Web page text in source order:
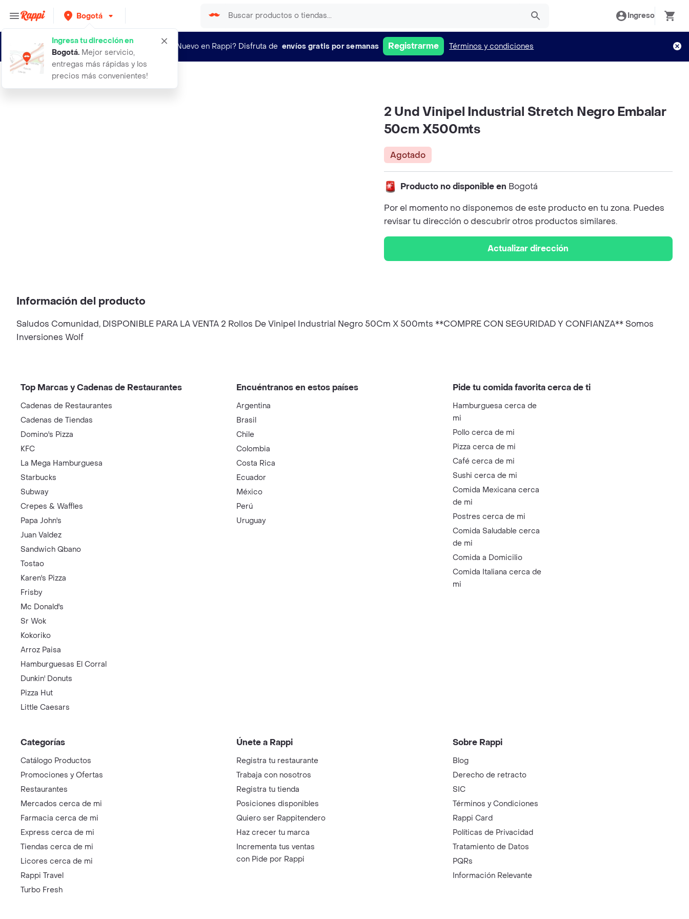
Bogotá
Ingresa tu dirección en
Bogotá. Mejor servicio,
entregas más rápidas y los
precios más convenientes!
Ingreso
¿Nuevo en Rappi? Disfruta de envíos gratis por semanas Registrarme Términos y condiciones
2 und vinipel industrial stretch ne
2 Und Vinipel Industrial Stretch Negro Embalar
50cm X500mts
Agotado
Producto no disponible en Bogotá
Por el momento no disponemos de este producto en tu zona. Puedes
revisar tu dirección o descubrir otros productos similares.
Actualizar dirección
Información del producto
Saludos Comunidad, DISPONIBLE PARA LA VENTA 2 Rollos De Vinipel Industrial Negro 50Cm X 500mts **COMPRE CON SEGURIDAD Y CONFIANZA** Somos
Inversiones Wolf
Top Marcas y Cadenas de Restaurantes
Cadenas de Restaurantes
Cadenas de Tiendas
Domino's Pizza
KFC
La Mega Hamburguesa
Starbucks
Subway
Crepes & Waffles
Papa John's
Juan Valdez
Sandwich Qbano
Tostao
Karen's Pizza
Frisby
Mc Donald's
Sr Wok
Kokoriko
Arroz Paisa
Hamburguesas El Corral
Dunkin' Donuts
Pizza Hut
Little Caesars
Encuéntranos en estos países
Argentina
Brasil
Chile
Colombia
Costa Rica
Ecuador
México
Perú
Uruguay
Pide tu comida favorita cerca de ti
Hamburguesa cerca de
mi
Pollo cerca de mi
Pizza cerca de mi
Café cerca de mi
Sushi cerca de mi
Comida Mexicana cerca
de mi
Postres cerca de mi
Comida Saludable cerca
de mi
Comida a Domicilio
Comida Italiana cerca de
mi
Categorías
Catálogo Productos
Promociones y Ofertas
Restaurantes
Mercados cerca de mi
Farmacia cerca de mi
Express cerca de mi
Tiendas cerca de mi
Licores cerca de mi
Rappi Travel
Turbo Fresh
Únete a Rappi
Registra tu restaurante
Trabaja con nosotros
Registra tu tienda
Posiciones disponibles
Quiero ser Rappitendero
Haz crecer tu marca
Incrementa tus ventas
con Pide por Rappi
Sobre Rappi
Blog
Derecho de retracto
SIC
Términos y Condiciones
Rappi Card
Políticas de Privacidad
Tratamiento de Datos
PQRs
Información Relevante